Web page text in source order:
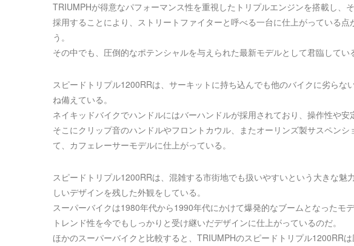
TRIUMPHが得意なパフォーマンス性を重視したトリプルエンジンを搭載し、
採用することにより、ストリートファイターと呼べる一台に仕上がっている
う。
その中でも、圧倒的なポテンシャルを与えられた最新モデルとして君臨してい
スピードトリプル1200RRは、サーキットに持ち込んでも他のバイクに劣らな
ね備えている。
ネイキッドバイクでハンドルにはバーハンドルが採用されており、操作性や安
そこにクリップ音のハンドルやフロントカウル、またオーリンズ製サスペン
て、カフェレーサーモデルに仕上がっている。
スピードトリプル1200RRは、混雑する市街地でも扱いやすいという大きな魅
しいデザインを残した外観をしている。
スーパーバイクは1980年代から1990年代にかけて爆発的なブームとなったモ
トレンド性を今でもしっかりと受け継いだデザインに仕上がっているのだ。
ほかのスーパーバイクと比較すると、TRIUMPHのスピードトリプル1200RR